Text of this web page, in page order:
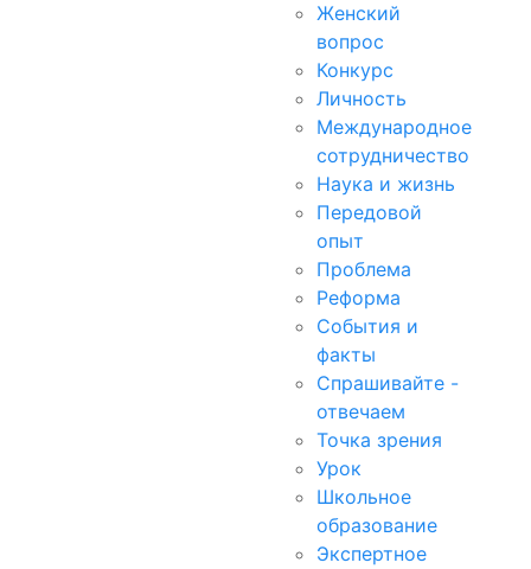
Женский
вопрос
Конкурс
Личность
Международное
сотрудничество
Наука и жизнь
Передовой
опыт
Проблема
Реформа
События и
факты
Спрашивайте -
отвечаем
Точка зрения
Урок
Школьное
образование
Экспертное